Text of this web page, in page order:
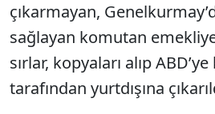
çıkarmayan,
sağlayan komutan
sırlar, kopyaları alıp
tarafından yurtdışına